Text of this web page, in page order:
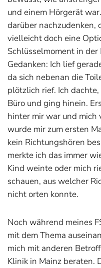
und einem Hörgerät
darüber nachzudenken,
vielleicht doch eine
Schlüsselmoment in
Gedanken: Ich lief
da sich nebenan die
plötzlich rief. Ich
Büro und ging hinein.
hinter mir war und mich
wurde mir zum ersten
kein Richtungshören
merkte ich das immer
Kind weinte oder mich
schauen, aus welcher
nicht orten konnte.
Noch während meines
mit dem Thema
mich mit anderen
Klinik in Mainz beraten.